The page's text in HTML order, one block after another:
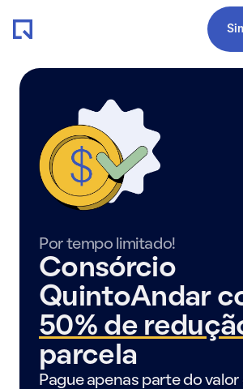
Por tempo limitado!
Consórcio
QuintoAndar
50% de
parcela
Pague apenas parte do valor